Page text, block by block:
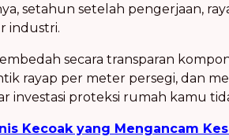
setahun setelah pengerjaan,
industri.
secara transparan
rayap per meter persegi, dan
investasi proteksi rumah kamu
Kecoak yang Mengancam